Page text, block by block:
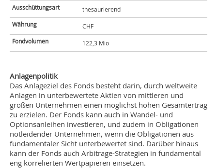
Ausschüttungsart
thesaurierend
Währung
CHF
Fondvolumen
122,3 Mio
Anlagenpolitik
Das Anlageziel des Fonds besteht darin, durch weltweite
Anlagen in unterbewertete Aktien von mittleren und
großen Unternehmen einen möglichst hohen Gesamtertrag
zu erzielen. Der Fonds kann auch in Wandel- und
Optionsanleihen investieren, und zudem in Obligationen
notleidender Unternehmen, wenn die Obligationen aus
fundamentaler Sicht unterbewertet sind. Darüber hinaus
kann der Fonds auch Arbitrage-Strategien in fundamental
eng korrelierten Wertpapieren einsetzen.